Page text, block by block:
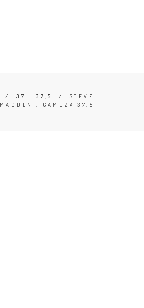
/37 - 37,5 / STEVE
MADDEN , GAMUZA 37,5